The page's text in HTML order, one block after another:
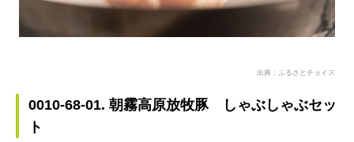
出典：ふるさとチョイス
0010-68-01. 朝霧高原放牧豚 しゃぶしゃぶセッ
ト